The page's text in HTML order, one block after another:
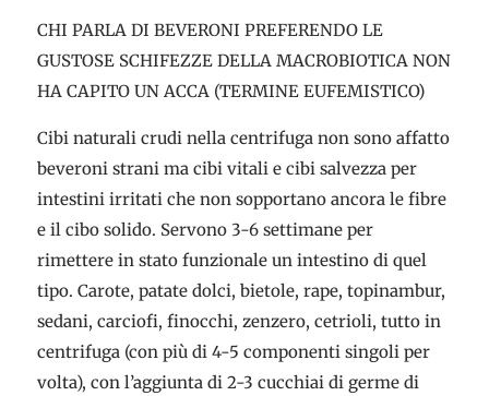
CHI PARLA DI BEVERONI PREFERENDO LE
GUSTOSE SCHIFEZZE DELLA MACROBIOTICA NON
HA CAPITO UN ACCA (TERMINE EUFEMISTICO)
Cibi naturali crudi nella centrifuga non sono affatto
beveroni strani ma cibi vitali e cibi salvezza per
intestini irritati che non sopportano ancora le fibre
e il cibo solido. Servono 3-6 settimane per
rimettere in stato funzionale un intestino di quel
tipo. Carote, patate dolci, bietole, rape, topinambur,
sedani, carciofi, finocchi, zenzero, cetrioli, tutto in
centrifuga (con più di 4-5 componenti singoli per
volta), con l’aggiunta di 2-3 cucchiai di germe di